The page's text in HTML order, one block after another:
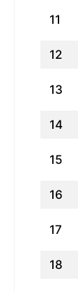
11
12
13
14
15
16
17
18